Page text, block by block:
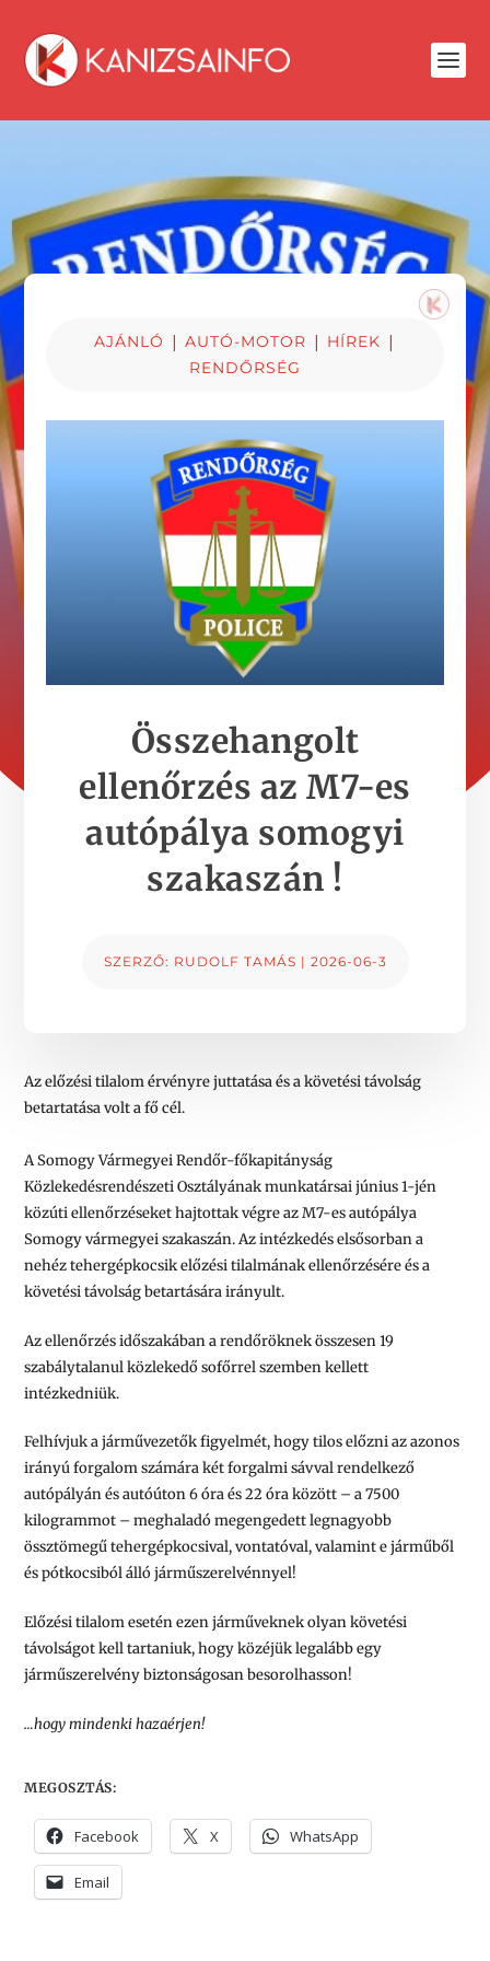
AJÁNLÓ | AUTÓ-MOTOR | HÍREK |
RENDŐRSÉG
Összehangolt
ellenőrzés az M7-es
autópálya somogyi
szakaszán !
SZERZŐ: RUDOLF TAMÁS | 2026-06-3
Az előzési tilalom érvényre juttatása és a követési távolság
betartatása volt a fő cél.
A Somogy Vármegyei Rendőr-főkapitányság
Közlekedésrendészeti Osztályának munkatársai június 1-jén
közúti ellenőrzéseket hajtottak végre az M7-es autópálya
Somogy vármegyei szakaszán. Az intézkedés elsősorban a
nehéz tehergépkocsik előzési tilalmának ellenőrzésére és a
követési távolság betartására irányult.
Az ellenőrzés időszakában a rendőröknek összesen 19
szabálytalanul közlekedő sofőrrel szemben kellett
intézkedniük.
Felhívjuk a járművezetők figyelmét, hogy tilos előzni az azonos
irányú forgalom számára két forgalmi sávval rendelkező
autópályán és autóúton 6 óra és 22 óra között – a 7500
kilogrammot – meghaladó megengedett legnagyobb
össztömegű tehergépkocsival, vontatóval, valamint e járműből
és pótkocsiból álló járműszerelvénnyel!
Előzési tilalom esetén ezen járműveknek olyan követési
távolságot kell tartaniuk, hogy közéjük legalább egy
járműszerelvény biztonságosan besorolhasson!
…hogy mindenki hazaérjen!
MEGOSZTÁS:
Facebook X WhatsApp
Email